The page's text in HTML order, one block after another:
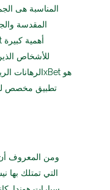
المناسبة هى
المقدسة
للأشخاص
تطبيق مخصص
ومن المعروف
التي تمتلك بها